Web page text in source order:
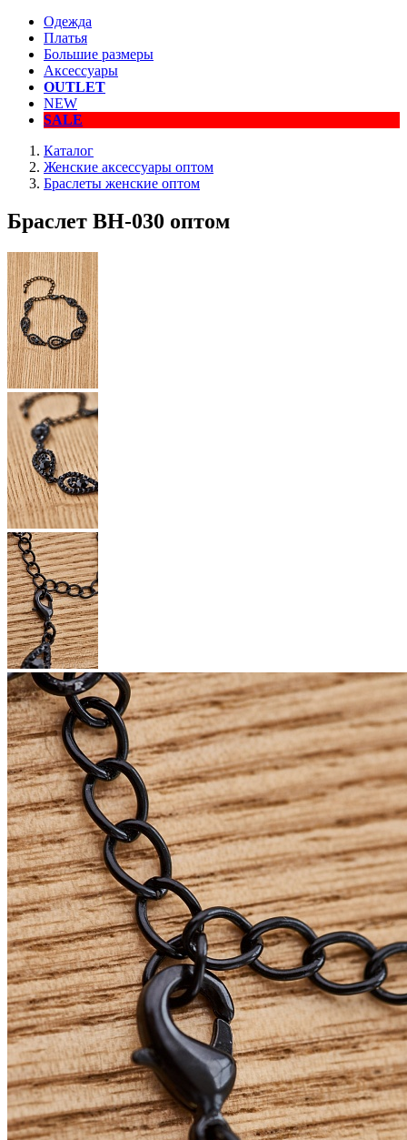
Одежда
Платья
Большие размеры
Аксессуары
OUTLET
NEW
SALE
Каталог
Женские аксессуары оптом
Браслеты женские оптом
Браслет BH-030 оптом